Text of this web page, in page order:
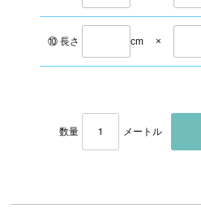
⑩ 長さ cm ×
数量 メートル